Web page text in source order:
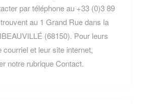
par téléphone au +33 (0)3 89
au 1 Grand Rue dans la
(68150). Pour leurs
courriel et leur site internet,
notre rubrique Contact.